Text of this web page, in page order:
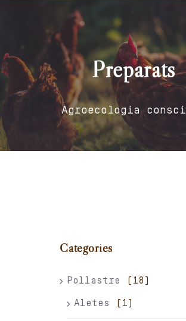
Nosaltres
Carret
Preparats
Agroecologia
Categories
Pollastre (18)
Aletes (1)